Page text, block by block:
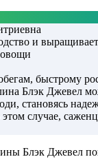
и
овощи
быстрому
Блэк Джевел
становясь
случае,
Блэк Джевел